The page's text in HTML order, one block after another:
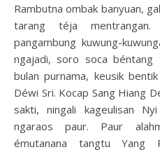
Rambutna ombak banyuan,
tarang téja
pangambung kuwung-
ngajadi, soro soca béntang
bulan purnama, keusik
Déwi Sri. Kocap Sang Hiang
sakti, ningali kageulisan
ngaraos paur. Paur
émutanana tangtu Yang